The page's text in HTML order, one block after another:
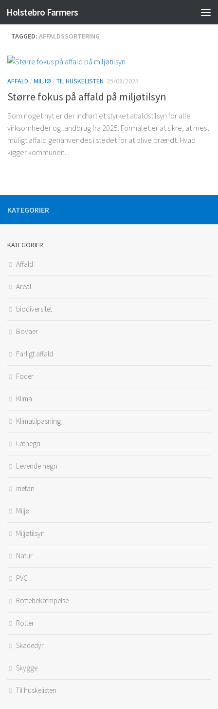
Skip to content
Holstebro Farmers
TAGGED: AFFALDSSORTERING
AFFALD /MILJØ /TIL HUSKELISTEN 25/08/2025
Større fokus på affald på miljøtilsyn
Som noget nyt er der indført et styrket affaldstilsyn for alle
virksomheder og landbrug fra 2025. Formålet er at sikre, at mest
muligt affald genanvendes i stedet for at blive brændt. Hvad
kigger kommunen...
KATEGORIER
KATEGORIER
Affald
Areal
biodiversitet
Bovaer
Farligt affald
Foder
Klima
Klimatilpasning
Læhegn
Levende hegn
metan
Miljø
Miljøtilsyn
Natur
PVC
Rottebekæmpelse
Rotter
Skadedyr
Skygge
Til huskelisten